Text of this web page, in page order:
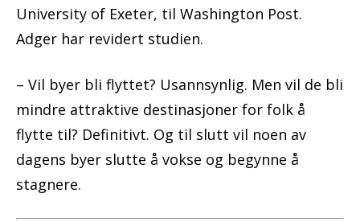
University of Exeter, til Washington Post.
Adger har revidert studien.
– Vil byer bli flyttet? Usannsynlig. Men vil de bli
mindre attraktive destinasjoner for folk å
flytte til? Definitivt. Og til slutt vil noen av
dagens byer slutte å vokse og begynne å
stagnere.